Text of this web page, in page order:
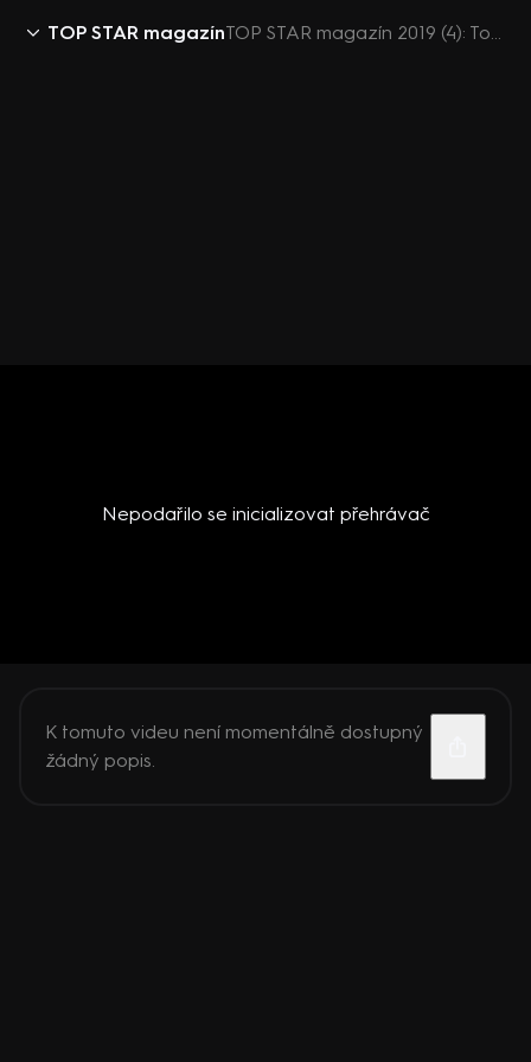
TOP STAR magazín TOP STAR magazín 2019 (4): Tomáš Klus ukázal fotku z dětství
Nepodařilo se inicializovat přehrávač
K tomuto videu není momentálně dostupný
žádný popis.